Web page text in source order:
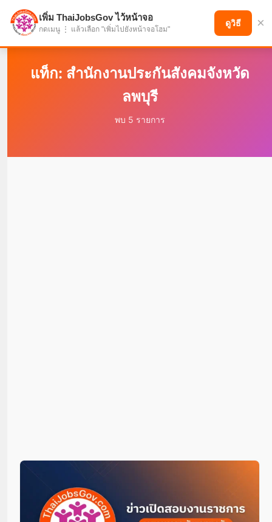
แบ่งปันโอกาส เพื่ออนาคตที่ก้าวหน้า
แท็ก: สำนักงานประกันสังคมจังหวัด
ลพบุรี
พบ 5 รายการ
เพิ่ม ThaiJobsGov ไว้หน้าจอ
กดเมนู ⋮ แล้วเลือก "เพิ่มไปยังหน้าจอโฮม"
ดูวิธี ×